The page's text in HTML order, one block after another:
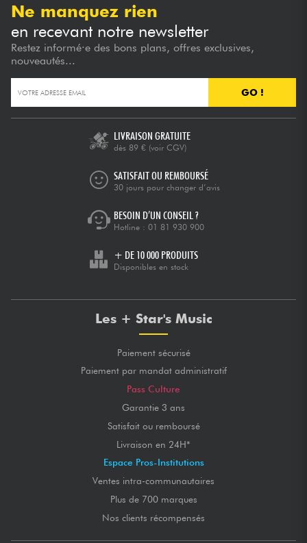
Ne manquez rien
en recevant notre newsletter
Restez informé·e des bons plans, offres exclusives,
nouveautés...
GO !
LIVRAISON GRATUITE
dès 89 € (voir CGV)
SATISFAIT OU REMBOURSÉ
30 jours pour changer d’avis
BESOIN D’UN CONSEIL ?
Hotline : 01 81 930 900
+ DE 10 000 PRODUITS
Disponibles en stock
Les + Star's Music
Paiement sécurisé
Paiement par mandat administratif
Pass Culture
Garantie 3 ans
Satisfait ou remboursé
Livraison en 24H*
Espace Pros-Institutions
Ventes intra-communautaires
Plus de 700 marques
Nos clients récompensés